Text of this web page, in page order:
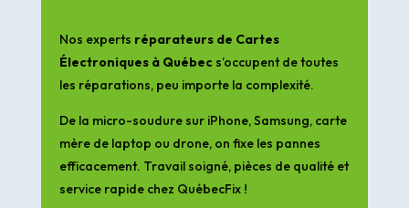
Nos experts réparateurs de Cartes
Électroniques à Québecs’occupent de toutes
les réparations, peu importe la complexité.
De la micro-soudure sur iPhone, Samsung, carte
mère de laptop ou drone, on fixe les pannes
efficacement. Travail soigné, pièces de qualité et
service rapide chez QuébecFix !